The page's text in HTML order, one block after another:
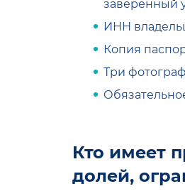
заверенный
ИНН
Копия
Три
Кто имеет
долей,